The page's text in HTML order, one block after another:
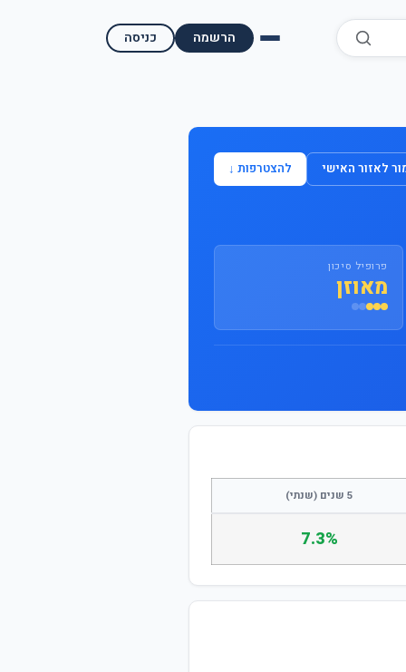
כניסה הרשמה
השוואת בתי השקעות למסחר עצמאי
מאמרים ומדריכים לאזור האישי להצטרפות ↓
פרופיל סיכון
מאוזן
5 שנים (שנתי)
7.3%